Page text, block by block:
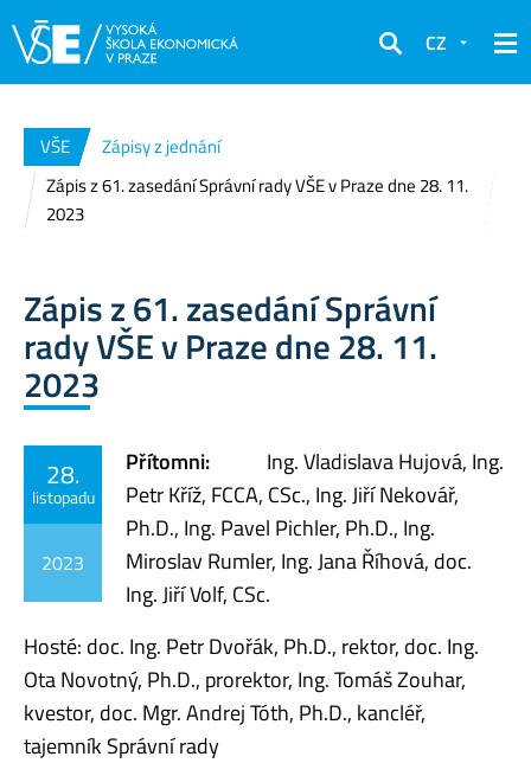
Hledat
CZ
VŠE
Zápisy z jednání
Zápis z 61. zasedání Správní rady VŠE v Praze dne 28. 11.
2023
Zápis z 61. zasedání Správní
rady VŠE v Praze dne 28. 11.
2023
28.
listopadu
2023
Přítomni: Ing. Vladislava Hujová, Ing.
Petr Kříž, FCCA, CSc., Ing. Jiří Nekovář,
Ph.D., Ing. Pavel Pichler, Ph.D., Ing.
Miroslav Rumler, Ing. Jana Říhová, doc.
Ing. Jiří Volf, CSc.
Hosté: doc. Ing. Petr Dvořák, Ph.D., rektor, doc. Ing.
Ota Novotný, Ph.D., prorektor, Ing. Tomáš Zouhar,
kvestor, doc. Mgr. Andrej Tóth, Ph.D., kancléř,
tajemník Správní rady